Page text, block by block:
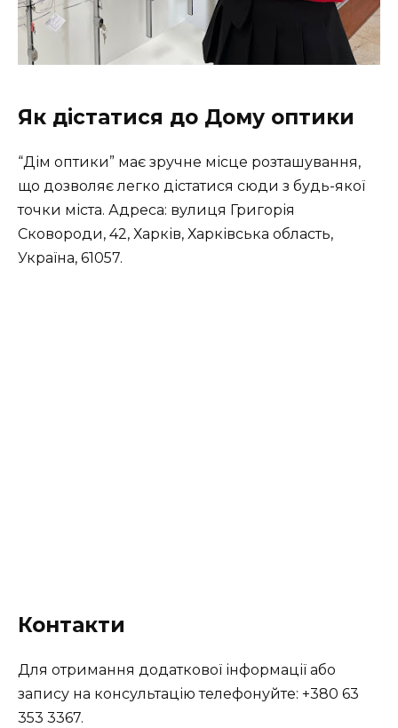
Як дістатися до Дому оптики
“Дім оптики” має зручне місце розташування,
що дозволяє легко дістатися сюди з будь-якої
точки міста. Адреса: вулиця Григорія
Сковороди, 42, Харків, Харківська область,
Україна, 61057.
Контакти
Для отримання додаткової інформації або
запису на консультацію телефонуйте: +380 63
353 3367.